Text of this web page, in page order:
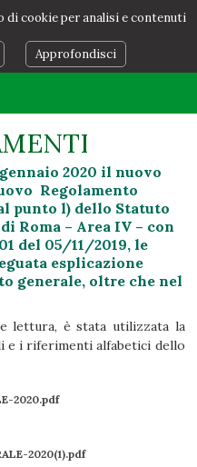
di cookie per analisi e contenuti
Approfondisci
2020 il nuovo
Regolamento
punto l) dello Statuto
Roma – Area IV – con
del 05/11/2019, le
esplicazione
generale, oltre che nel
lettura, è stata utilizzata la
e i riferimenti alfabetici dello
2020.pdf
2020(1).pdf